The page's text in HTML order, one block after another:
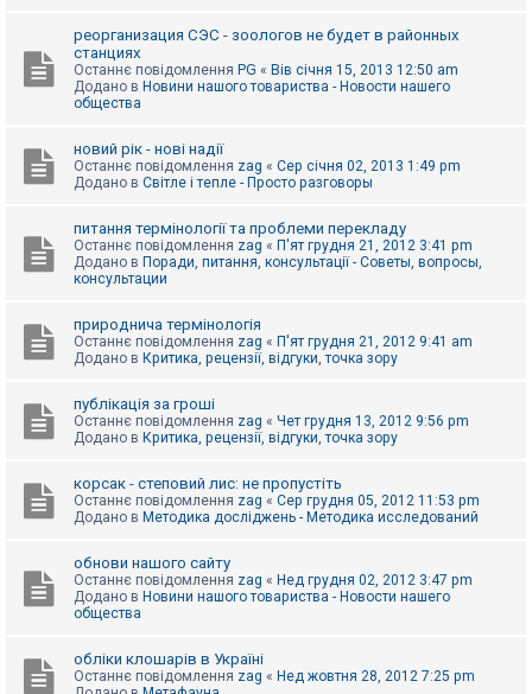
реорганизация СЭС - зоологов не будет в районных
станциях
Останнє повідомлення PG « Вів січня 15, 2013 12:50 am
Додано в Новини нашого товариства - Новости нашего
общества
новий рік - нові надії
Останнє повідомлення zag « Сер січня 02, 2013 1:49 pm
Додано в Світле і тепле - Просто разговоры
питання термінології та проблеми перекладу
Останнє повідомлення zag « П'ят грудня 21, 2012 3:41 pm
Додано в Поради, питання, консультації - Советы, вопросы,
консультации
природнича термінологія
Останнє повідомлення zag « П'ят грудня 21, 2012 9:41 am
Додано в Критика, рецензії, відгуки, точка зору
публікація за гроші
Останнє повідомлення zag « Чет грудня 13, 2012 9:56 pm
Додано в Критика, рецензії, відгуки, точка зору
корсак - степовий лис: не пропустіть
Останнє повідомлення zag « Сер грудня 05, 2012 11:53 pm
Додано в Методика досліджень - Методика исследований
обнови нашого сайту
Останнє повідомлення zag « Нед грудня 02, 2012 3:47 pm
Додано в Новини нашого товариства - Новости нашего
общества
обліки клошарів в Україні
Останнє повідомлення zag « Нед жовтня 28, 2012 7:25 pm